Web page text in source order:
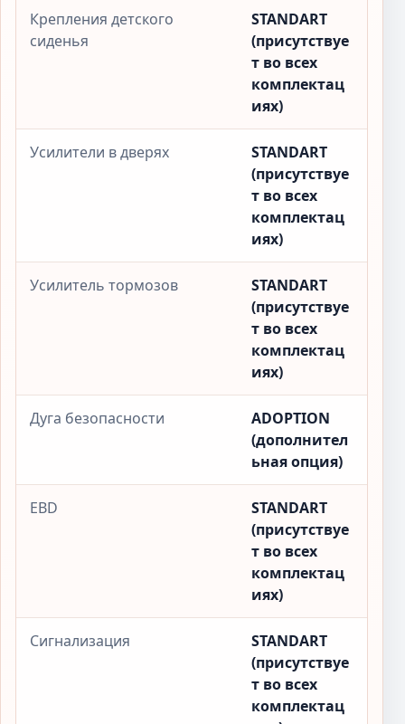
Крепления детского
сиденья
STANDART
(присутствуе
т во всех
комплектац
иях)
Усилители в дверях
STANDART
(присутствуе
т во всех
комплектац
иях)
Усилитель тормозов
STANDART
(присутствуе
т во всех
комплектац
иях)
Дуга безопасности
ADOPTION
(дополнител
ьная опция)
EBD
STANDART
(присутствуе
т во всех
комплектац
иях)
Сигнализация
STANDART
(присутствуе
т во всех
комплектац